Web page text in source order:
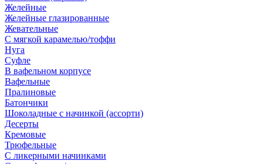
Желейные
Желейные глазированные
Жевательные
С мягкой карамелью/тоффи
Нуга
Суфле
В вафельном корпусе
Вафельные
Пралиновые
Батончики
Шоколадные с начинкой (ассорти)
Десерты
Кремовые
Трюфельные
С ликерными начинками